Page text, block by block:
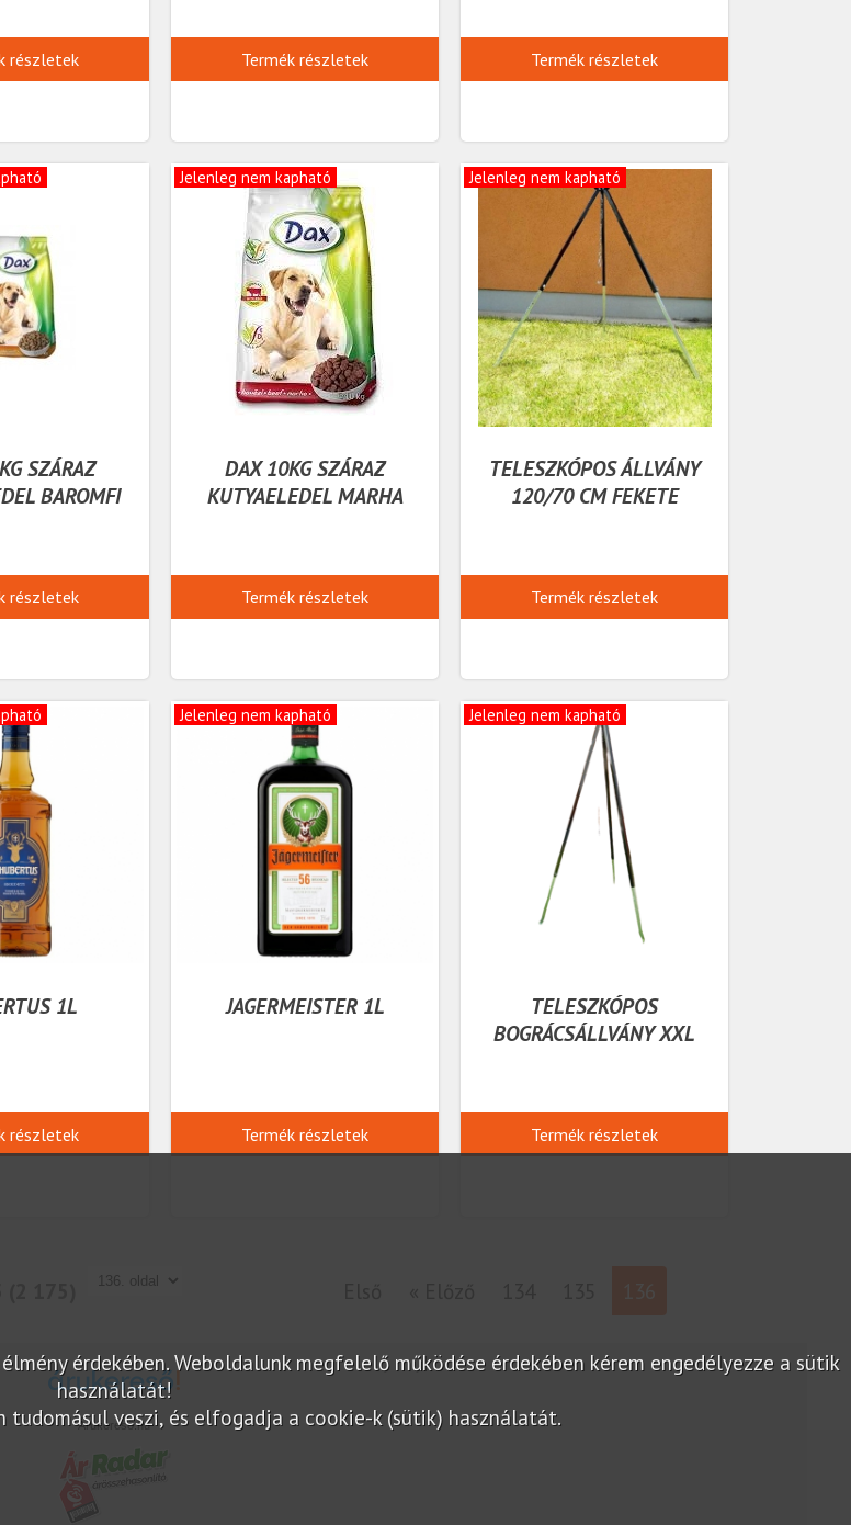
részletek Termék részletek Termék részletek
SZÁRAZ
BAROMFI
részletek
Jelenleg nem kapható
DAX 10KG SZÁRAZ
KUTYAELEDEL MARHA
Termék részletek
Jelenleg nem kapható
TELESZKÓPOS ÁLLVÁNY
120/70 CM FEKETE
Termék részletek
1L
részletek
Jelenleg nem kapható
JAGERMEISTER 1L
Termék részletek
Jelenleg nem kapható
TELESZKÓPOS
BOGRÁCSÁLLVÁNY XXL
Termék részletek
érdekében. Weboldalunk megfelelő működése érdekében kérem engedélyezze a sütik
használatát!
veszi, és elfogadja a cookie-k (sütik) használatát.
Árukereső.hu